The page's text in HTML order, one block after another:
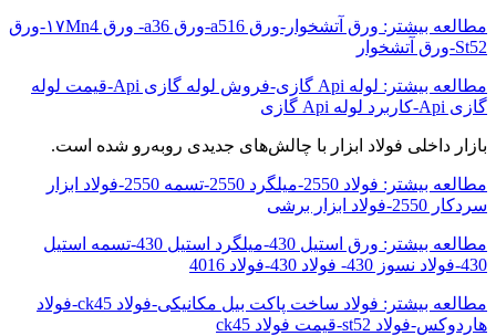
مطالعه بیشتر: ورق آتشخوار-ورق a516-ورق a36- ورق ۱۷Mn4-ورق
St52-ورق آتشخوار
مطالعه بیشتر: لوله Api گازی-فروش لوله گازی Api-قیمت لوله
گازی Api-کاربرد لوله Api گازی
بازار داخلی فولاد ابزار با چالش‌های جدیدی روبه‌رو شده است.
مطالعه بیشتر: فولاد 2550-میلگرد 2550-تسمه 2550-فولاد ابزار
سردکار 2550-فولاد ابزار برشی
مطالعه بیشتر: ورق استیل 430-میلگرد استیل 430-تسمه استیل
430-فولاد نسوز 430- فولاد 430-فولاد 4016
مطالعه بیشتر: فولاد ساخت پاکت بیل مکانیکی-فولاد ck45-فولاد
هاردوکس-فولاد st52-قیمت فولاد ck45